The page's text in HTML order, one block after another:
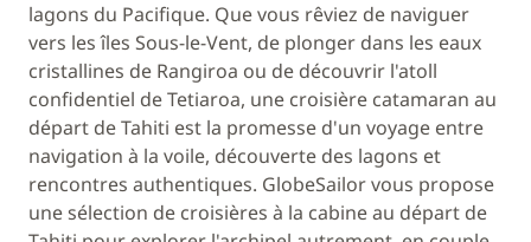
lagons du Pacifique. Que vous rêviez de naviguer
vers les îles Sous-le-Vent, de plonger dans les eaux
cristallines de Rangiroa ou de découvrir l'atoll
confidentiel de Tetiaroa, une croisière catamaran au
départ de Tahiti est la promesse d'un voyage entre
navigation à la voile, découverte des lagons et
rencontres authentiques. GlobeSailor vous propose
une sélection de croisières à la cabine au départ de